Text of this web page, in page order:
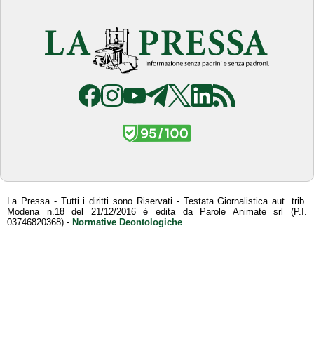
La Pressa - Tutti i diritti sono Riservati - Testata Giornalistica aut. trib.
Modena n.18 del 21/12/2016 è edita da Parole Animate srl (P.I.
03746820368) - Normative Deontologiche